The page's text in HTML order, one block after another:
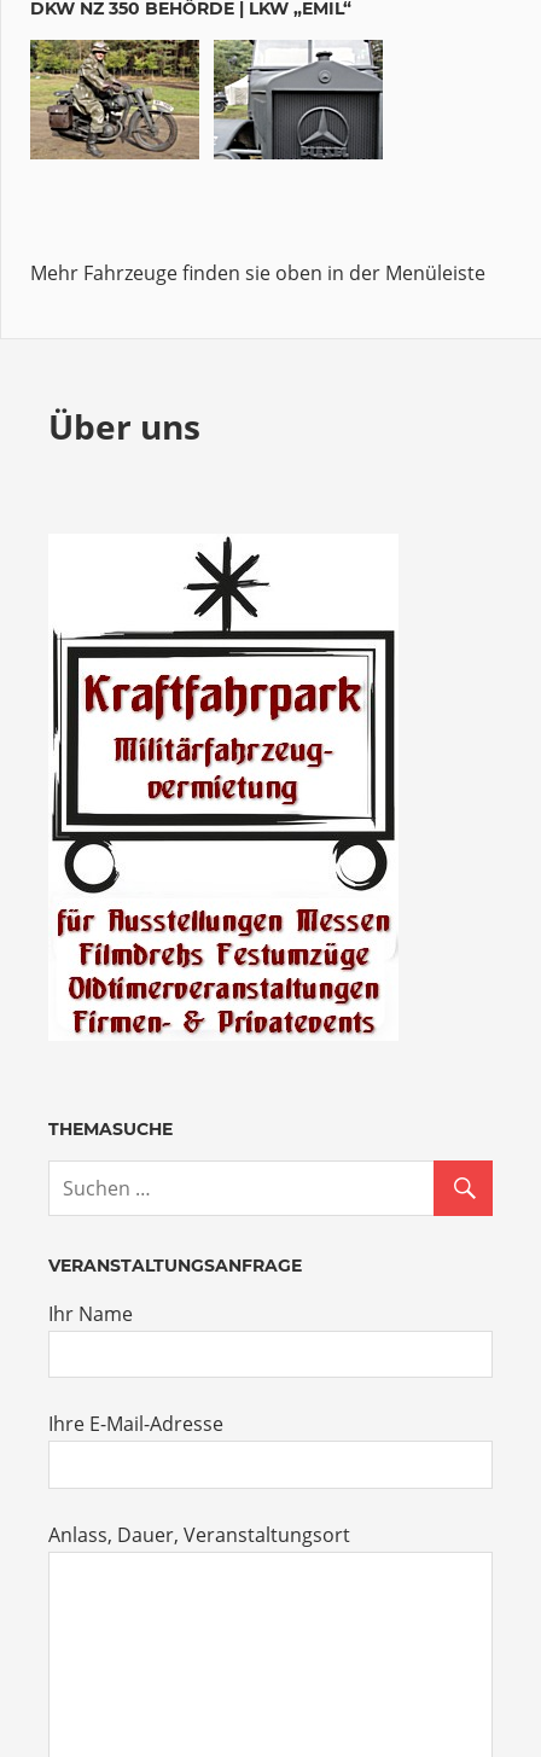
DKW NZ 350 BEHÖRDE | LKW „EMIL“
Mehr Fahrzeuge finden sie oben in der Menüleiste
Über uns
THEMASUCHE
VERANSTALTUNGSANFRAGE
Ihr Name
Ihre E-Mail-Adresse
Anlass, Dauer, Veranstaltungsort